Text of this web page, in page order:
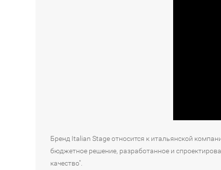
Бренд Italian Stage относится к итальянской
бюджетное решение, разработанное и
качество".